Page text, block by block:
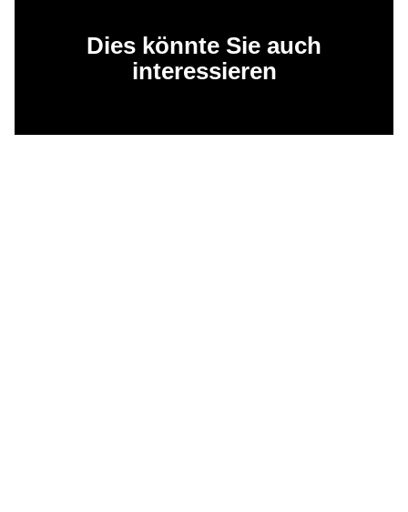
Dies könnte Sie auch
interessieren